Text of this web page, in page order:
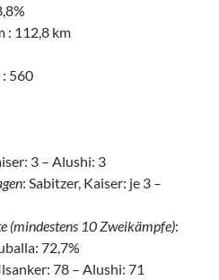
: 112,8 km
560
3 – Alushi: 3
: Sabitzer, Kaiser: je 3 –
(mindestens 10 Zweikämpfe):
72,7%
78 – Alushi: 71